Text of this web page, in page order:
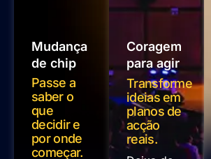
Mudança
de chip
Passe a
saber o
que
decidir e
por onde
começar.
Coragem
para agir
Transforme
ideias em
planos de
acção
reais.